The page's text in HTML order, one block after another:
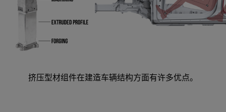
挤压型材组件在建造车辆结构方面有许多优点。